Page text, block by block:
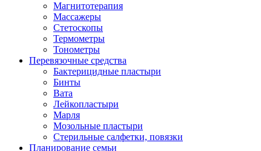
Магнитотерапия
Массажеры
Стетоскопы
Термометры
Тонометры
Перевязочные средства
Бактерицидные пластыри
Бинты
Вата
Лейкопластыри
Марля
Мозольные пластыри
Стерильные салфетки, повязки
Планирование семьи